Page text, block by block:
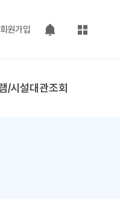
회원가입
팝업 열기
사이트맵
/시설대관조회